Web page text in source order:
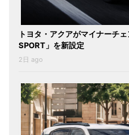
トヨタ・アクアがマイナーチ
SPORT」を新設定
2日 ago